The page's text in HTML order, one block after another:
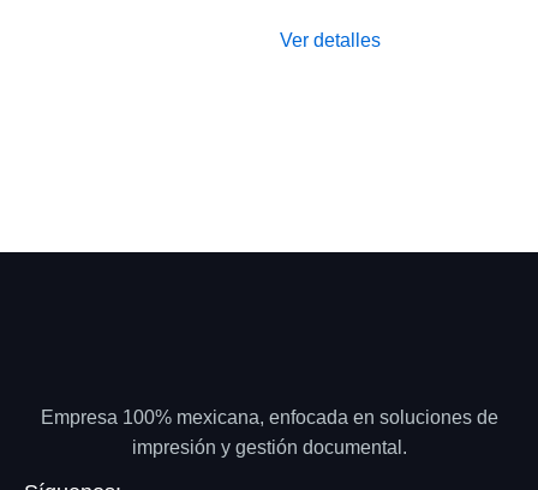
Ver detalles
Empresa 100% mexicana, enfocada en soluciones de
impresión y gestión documental.